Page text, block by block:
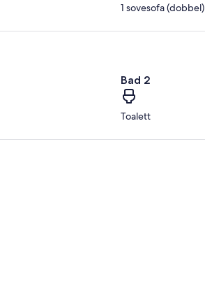
1 sovesofa (dobbel)
Bad 2
Toalett